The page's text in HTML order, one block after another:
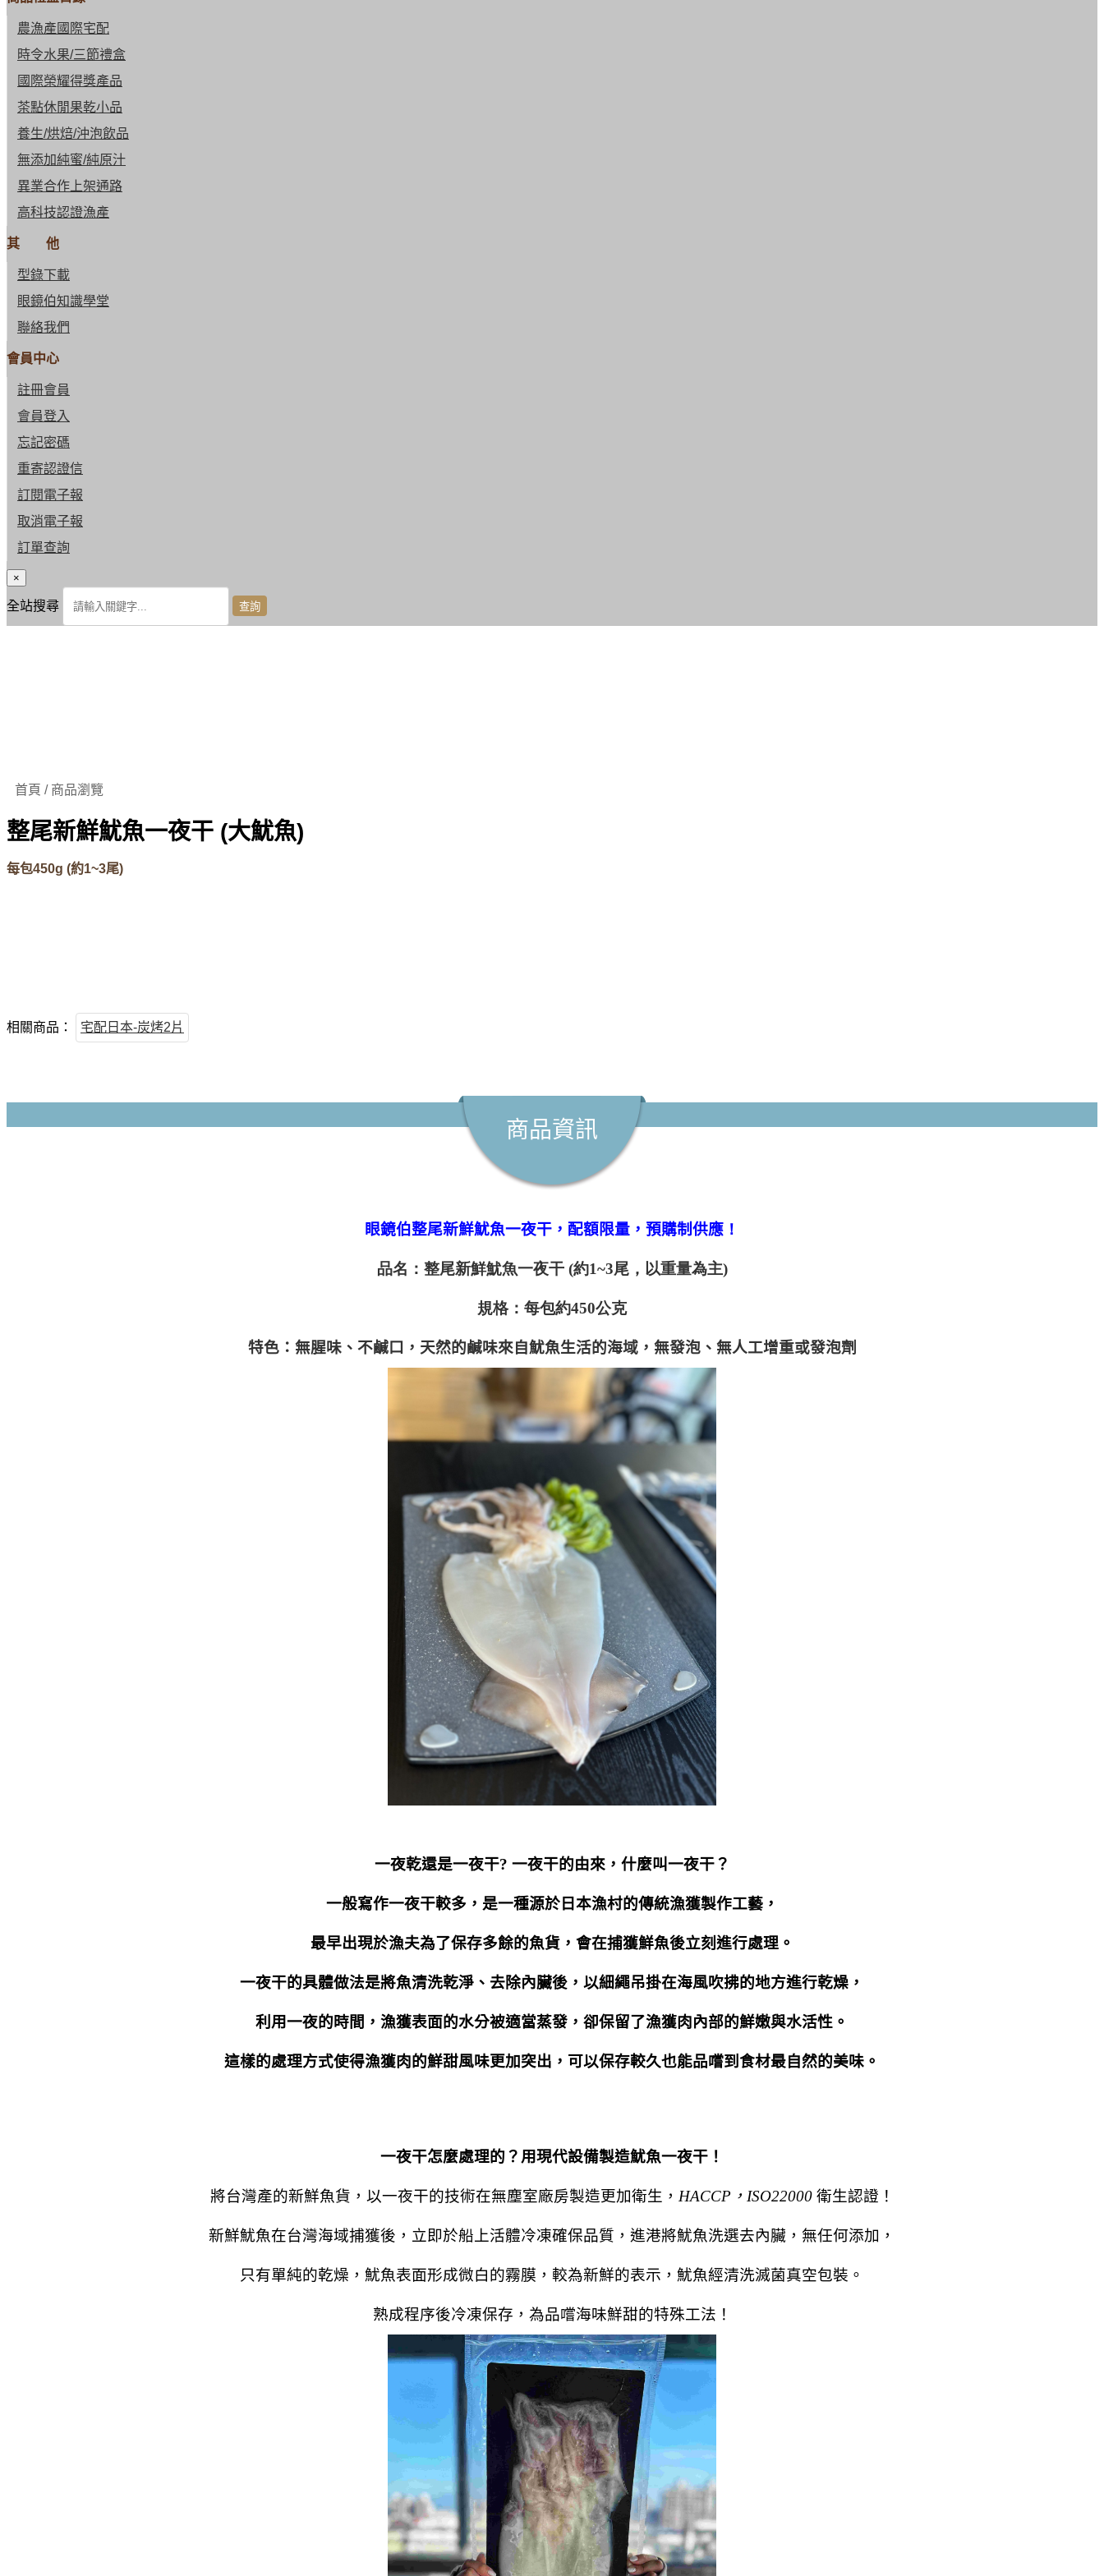
農漁產國際宅配
時令水果/三節禮盒
國際榮耀得獎產品
茶點休閒果乾小品
養生/烘焙/沖泡飲品
無添加純蜜/純原汁
異業合作上架通路
高科技認證漁產
其 他
型錄下載
眼鏡伯知識學堂
聯絡我們
會員中心
註冊會員
會員登入
忘記密碼
重寄認證信
訂閱電子報
取消電子報
訂單查詢
×
全站搜尋
首頁 / 商品瀏覽
整尾新鮮魷魚一夜干 (大魷魚)
每包450g (約1~3尾)
相關商品： 宅配日本-炭烤2片
商品資訊
眼鏡伯整尾新鮮魷魚一夜干，配額限量，預購制供應 ！
品名：整尾新鮮魷魚一夜干 (約1~3尾，以重量為主)
規格：每包約450公克
特色：無腥味、不鹹口，天然的鹹味來自魷魚生活的海域，無發泡、無人工增重或發泡劑
一夜乾還是一夜干? 一夜干的由來，什麼叫一夜干？
一般寫作一夜干較多，是一種源於日本漁村的傳統漁獲製作工藝，
最早出現於漁夫為了保存多餘的魚貨，會在捕獲鮮魚後立刻進行處理。
一夜干的具體做法是將魚清洗乾淨、去除內臟後，以細繩吊掛在海風吹拂的地方進行乾燥，
利用一夜的時間，漁獲表面的水分被適當蒸發，卻保留了漁獲肉內部的鮮嫩與水活性。
這樣的處理方式使得漁獲肉的鮮甜風味更加突出，可以保存較久也能品嚐到食材最自然的美味 。
一夜干怎麼處理的？用現代設備製造魷魚一夜干！
將台灣產的新鮮魚貨，以一夜干的技術在無塵室廠房製造更加衛生， HACCP，ISO22000 衛生認證！
新鮮魷魚在台灣海域捕獲後，立即於船上活體冷凍確保品質，進港將魷魚洗選去內臟，無任何添加，
只有單純的乾燥，魷魚表面形成微白的霧膜，較為新鮮的表示，魷魚經清洗滅菌真空包裝。
熟成程序後冷凍保存，為品嚐海味鮮甜的特殊工法！